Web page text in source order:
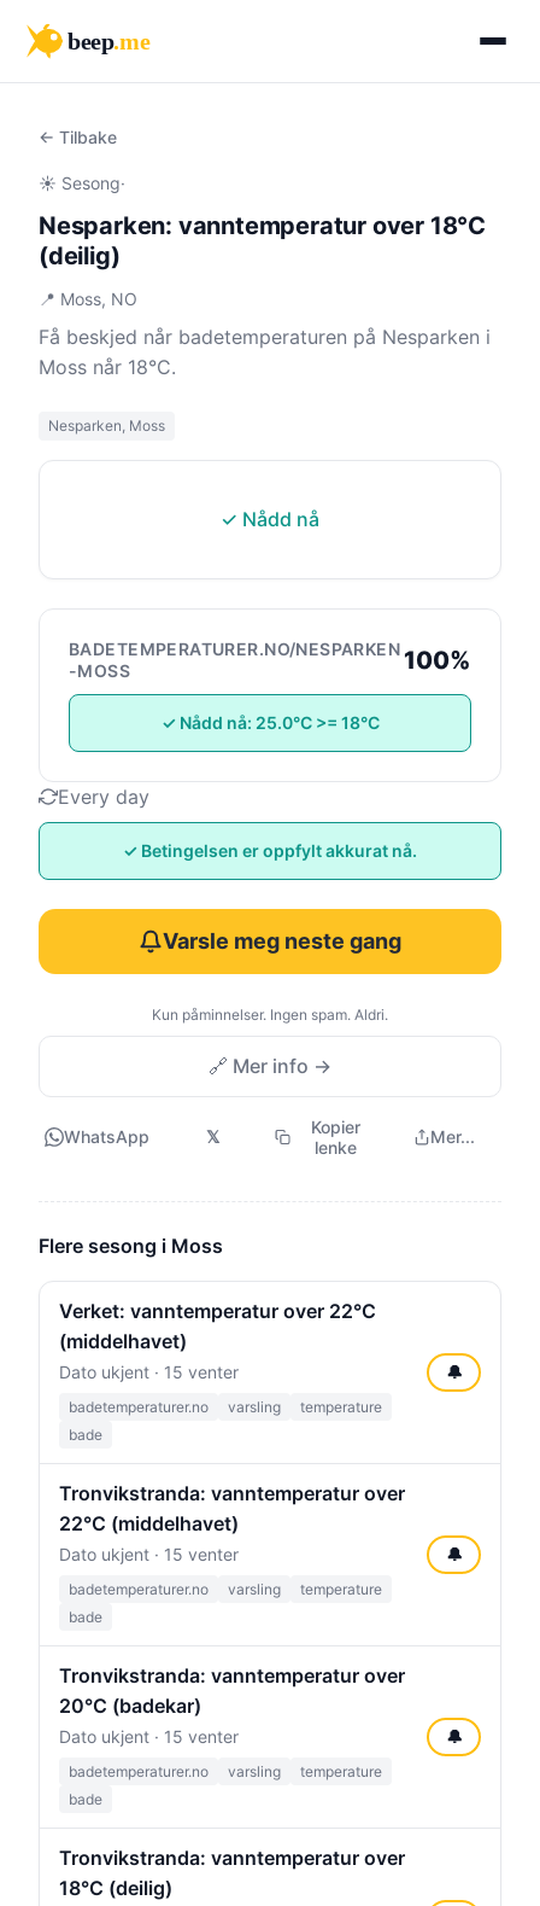
beep.me
← Tilbake
☀️ Sesong·
Nesparken: vanntemperatur over 18°C
(deilig)
📍 Moss, NO
Få beskjed når badetemperaturen på Nesparken i
Moss når 18°C.
Nesparken, Moss
✓ Nådd nå
BADETEMPERATURER.NO/NESPARKEN
-MOSS
100%
✓ Nådd nå: 25.0°C >= 18°C
Every day
✓ Betingelsen er oppfylt akkurat nå.
Varsle meg neste gang
Kun påminnelser. Ingen spam. Aldri.
🔗 Mer info →
WhatsApp 𝕏
Kopier
lenke
Mer...
Flere sesong i Moss
Verket: vanntemperatur over 22°C
(middelhavet)
Dato ukjent · 15 venter
badetemperaturer.no varsling
temperature
bade
🔔
Tronvikstranda: vanntemperatur over
22°C (middelhavet)
Dato ukjent · 15 venter
badetemperaturer.no varsling
temperature
bade
🔔
Tronvikstranda: vanntemperatur over
20°C (badekar)
Dato ukjent · 15 venter
badetemperaturer.no varsling
temperature
bade
🔔
Tronvikstranda: vanntemperatur over
18°C (deilig)